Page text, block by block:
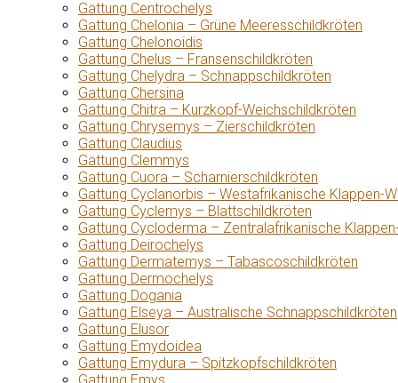
Gattung Centrochelys
Gattung Chelonia – Grüne Meeresschildkröten
Gattung Chelonoidis
Gattung Chelus – Fransenschildkröten
Gattung Chelydra – Schnappschildkröten
Gattung Chersina
Gattung Chitra – Kurzkopf-Weichschildkröten
Gattung Chrysemys – Zierschildkröten
Gattung Claudius
Gattung Clemmys
Gattung Cuora – Scharnierschildkröten
Gattung Cyclanorbis – Westafrikanische Klappen-
Gattung Cyclemys – Blattschildkröten
Gattung Cycloderma – Zentralafrikanische
Gattung Deirochelys
Gattung Dermatemys – Tabascoschildkröten
Gattung Dermochelys
Gattung Dogania
Gattung Elseya – Australische Schnappschildkröten
Gattung Elusor
Gattung Emydoidea
Gattung Emydura – Spitzkopfschildkröten